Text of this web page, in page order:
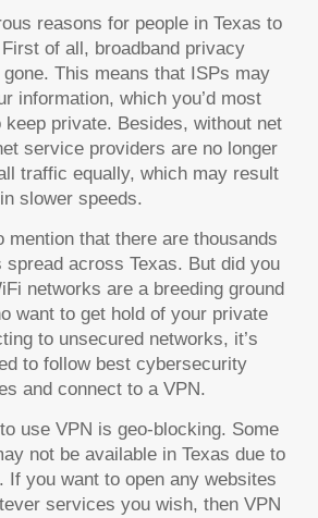
reasons for people in Texas to
of all, broadband privacy
This means that ISPs may
information, which you’d most
keep private. Besides, without net
service providers are no longer
traffic equally, which may result
in slower speeds.
mention that there are thousands
across Texas. But did you
networks are a breeding ground
want to get hold of your private
to unsecured networks, it’s
to follow best cybersecurity
and connect to a VPN.
use VPN is geo-blocking. Some
not be available in Texas due to
If you want to open any websites
services you wish, then VPN